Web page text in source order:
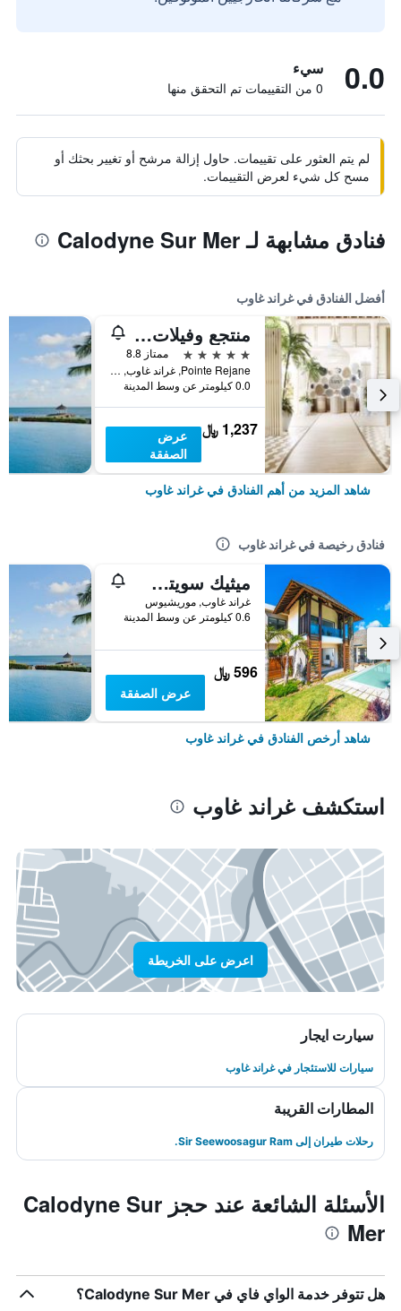
0.0 سيء
0 من التقييمات تم التحقق منها
لم يتم العثور على تقييمات. حاول إزالة مرشح أو تغيير بحثك أو
مسح كل شيء لعرض التقييمات.
فنادق مشابهة لـ Calodyne Sur Mer
أفضل الفنادق في غراند غاوب
منتجع وفيلات لوكس جراند جوبي
5 نجوم
ممتاز 8.8
Pointe Rejane, غراند غاوب, موريشيوس
0.0 كيلومتر عن وسط المدينة
1,237 ﷼
عرض
الصفقة
شاهد المزيد من أهم الفنادق في غراند غاوب
فنادق رخيصة في غراند غاوب
ميثيك سويتس آند فيلاس اي إم جيهوليدايز
غراند غاوب, موريشيوس
0.6 كيلومتر عن وسط المدينة
596 ﷼
عرض الصفقة
شاهد أرخص الفنادق في غراند غاوب
استكشف غراند غاوب
اعرض على الخريطة
سيارت ايجار
سيارات للاستئجار في غراند غاوب
المطارات القريبة
رحلات طيران إلى Sir Seewoosagur Ram.
الأسئلة الشائعة عند حجز Calodyne Sur
Mer
هل تتوفر خدمة الواي فاي في Calodyne Sur Mer؟